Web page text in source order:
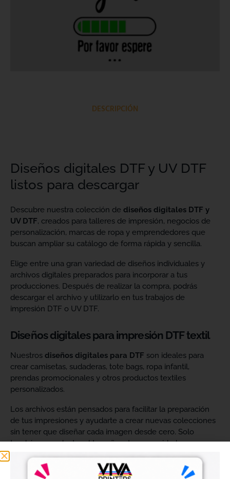
DESCRIPCIÓN
Diseños digitales DTF y UV DTF
listos para descargar
Descubre nuestra colección de diseños digitales DTF y
UV DTF, creados para talleres de impresión, negocios de
personalización, marcas de ropa y emprendedores que
buscan ampliar su catálogo de forma rápida y sencilla.
Elige entre una gran variedad de diseños individuales y
archivos digitales preparados para incorporar a tus
producciones. Después de realizar la compra, podrás
descargar el archivo y utilizarlo en tus trabajos de
impresión DTF o UV DTF.
Diseños digitales para impresión DTF textil
Nuestros diseños digitales para DTF son ideales para
crear camisetas, sudaderas, tote bags, ropa infantil,
prendas promocionales y otros productos textiles
personalizados.
Los archivos están pensados para facilitar la preparación
de tus impresiones y ayudarte a crear nuevas colecciones
sin tener que diseñar cada imagen desde cero. Solo
tendrás que adaptar el tamaño a tus necesidades, preparar
el archivo en tu programa de impresión y producirlo con tu
maquinaria DTF.